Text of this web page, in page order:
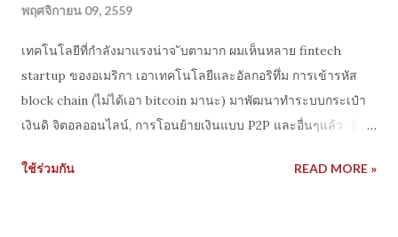
พฤศจิกายน 09, 2559
เทคโนโลยีที่กำลังมาแรงน่าจ ับตามาก ผมเห็นหลาย fintech
startup ของอเมริกา เอาเทคโนโลยีและอัลกอริทึ่ม การเข้ารหัส
block chain (ไม่ได้เอา bitcoin มานะ) มาพัฒนาทำระบบกระเป๋า
เงินดิ จิตอลออนไลน์, การโอนย้ายเงินแบบ P2P และอื่นๆแล้ว รู้สึก
ต้องแลกเงิน พกเงินเพราะเงินอยู่ในมือถื อ ,การไม่ต้องความปลอด
ใช้ร่วมกัน READ MORE »